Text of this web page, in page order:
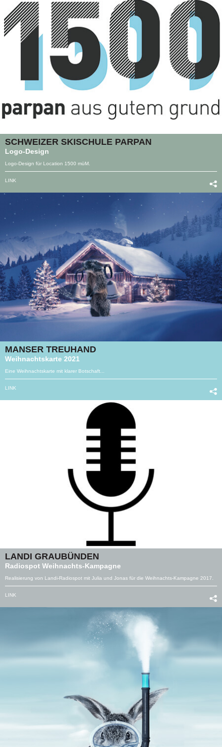
SCHWEIZER SKISCHULE PARPAN
Logo-Design
Logo-Design für Location 1500 müM.
LINK
MANSER TREUHAND
Weihnachtskarte 2021
Eine Weihnachtskarte mit klarer Botschaft...
LINK
LANDI GRAUBÜNDEN
Radiospot Weihnachts-Kampagne
Realisierung von Landi-Radiospot mit Julia und Jonas für die Weihnachts-Kampagne 2017.
LINK